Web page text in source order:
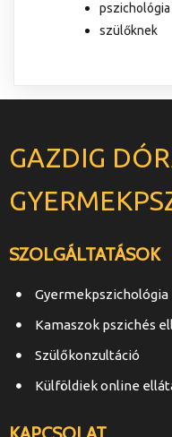
pszichológia
szülőknek
GAZDIG
SZOLGÁLTATÁSOK
Gyermekpszichológia
Kamaszok pszichés
Szülőkonzultáció
Külföldiek online